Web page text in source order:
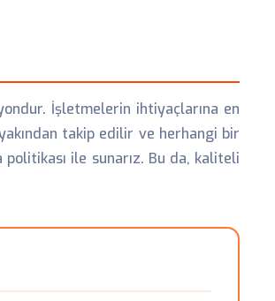
İşletmelerin ihtiyaçlarına en
takip edilir ve herhangi bir
ile sunarız. Bu da, kaliteli